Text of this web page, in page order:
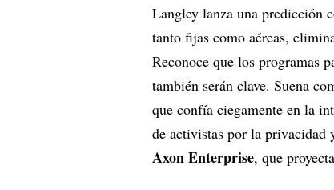
Langley lanza una predicción
tanto fijas como aéreas,
Reconoce que los programas
también serán clave. Suena
que confía ciegamente en la
de activistas por la
Axon Enterprise, que